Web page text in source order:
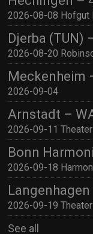
2026-08-08 Hofgut
2026-08-20
2026-09-04
2026-09-11
2026-09-18
2026-09-19
See all